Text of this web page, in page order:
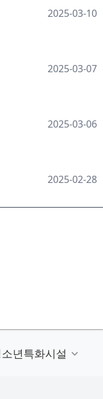
2025-03-10
2025-03-07
2025-03-06
2025-02-28
년특화시설